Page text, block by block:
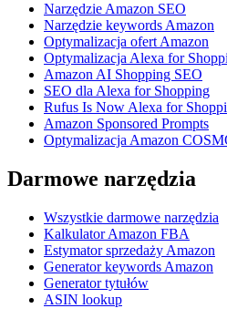
Narzędzie Amazon SEO
Narzędzie keywords Amazon
Optymalizacja ofert Amazon
Optymalizacja Alexa for
Amazon AI Shopping SEO
SEO dla Alexa for Shopping
Rufus Is Now Alexa for
Amazon Sponsored Prompts
Optymalizacja Amazon
Darmowe narzędzia
Wszystkie darmowe narzędzia
Kalkulator Amazon FBA
Estymator sprzedaży Amazon
Generator keywords Amazon
Generator tytułów
ASIN lookup